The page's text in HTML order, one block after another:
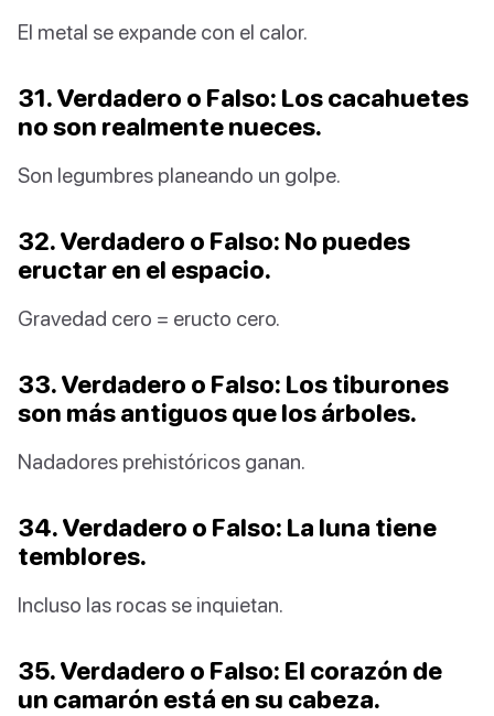
El metal se expande con el calor.
31. Verdadero o Falso: Los cacahuetes
no son realmente nueces.
Son legumbres planeando un golpe.
32. Verdadero o Falso: No puedes
eructar en el espacio.
Gravedad cero = eructo cero.
33. Verdadero o Falso: Los tiburones
son más antiguos que los árboles.
Nadadores prehistóricos ganan.
34. Verdadero o Falso: La luna tiene
temblores.
Incluso las rocas se inquietan.
35. Verdadero o Falso: El corazón de
un camarón está en su cabeza.